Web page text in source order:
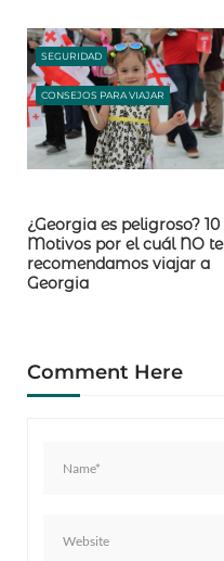
SEGURIDAD
CONSEJOS PARA VIAJAR
¿Georgia es peligroso? 10
Motivos por el cuál NO te
recomendamos viajar a
Georgia
Comment Here